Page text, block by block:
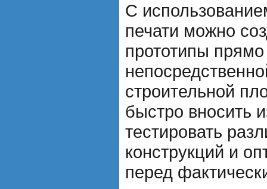
С
печати можно
прототипы
строительной
быстро вносить
тестировать
конструкций и
перед